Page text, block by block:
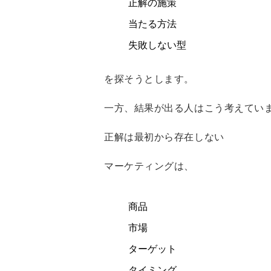
正解の施策
当たる方法
失敗しない型
を探そうとします。
一方、結果が出る人はこう考えてい
正解は最初から存在しない
マーケティングは、
商品
市場
ターゲット